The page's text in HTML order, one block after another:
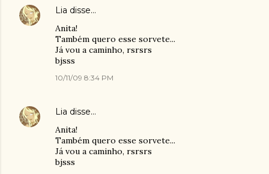
Lia disse…
Anita!
Também quero esse sorvete...
Já vou a caminho, rsrsrs
bjsss
10/11/09 8:34 PM
Lia disse…
Anita!
Também quero esse sorvete...
Já vou a caminho, rsrsrs
bjsss